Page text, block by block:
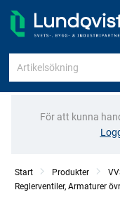
För att kunna
Start Produkter
Reglerventiler, Armaturer